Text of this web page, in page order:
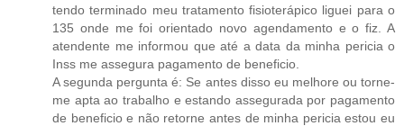
tendo terminado meu tratamento fisioterápico liguei para o
135 onde me foi orientado novo agendamento e o fiz. A
atendente me informou que até a data da minha pericia o
Inss me assegura pagamento de beneficio.
A segunda pergunta é: Se antes disso eu melhore ou torne-
me apta ao trabalho e estando assegurada por pagamento
de beneficio e não retorne antes de minha pericia estou eu